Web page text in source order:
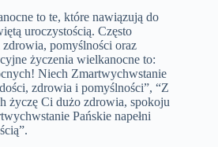
to te, które nawiązują do
uroczystością. Często
pomyślności oraz
życzenia wielkanocne to:
Niech Zmartwychwstanie
zdrowia i pomyślności”, “Z
życzę Ci dużo zdrowia, spokoju
Pańskie napełni